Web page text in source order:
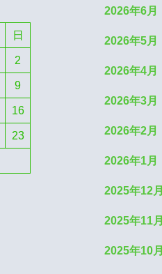
日
2
9
16
23
2026年6月
2026年5月
2026年4月
2026年3月
2026年2月
2026年1月
2025年12月
2025年11月
2025年10月